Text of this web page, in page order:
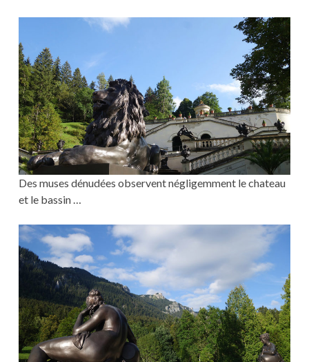
Des muses dénudées observent négligemment le chateau
et le bassin …